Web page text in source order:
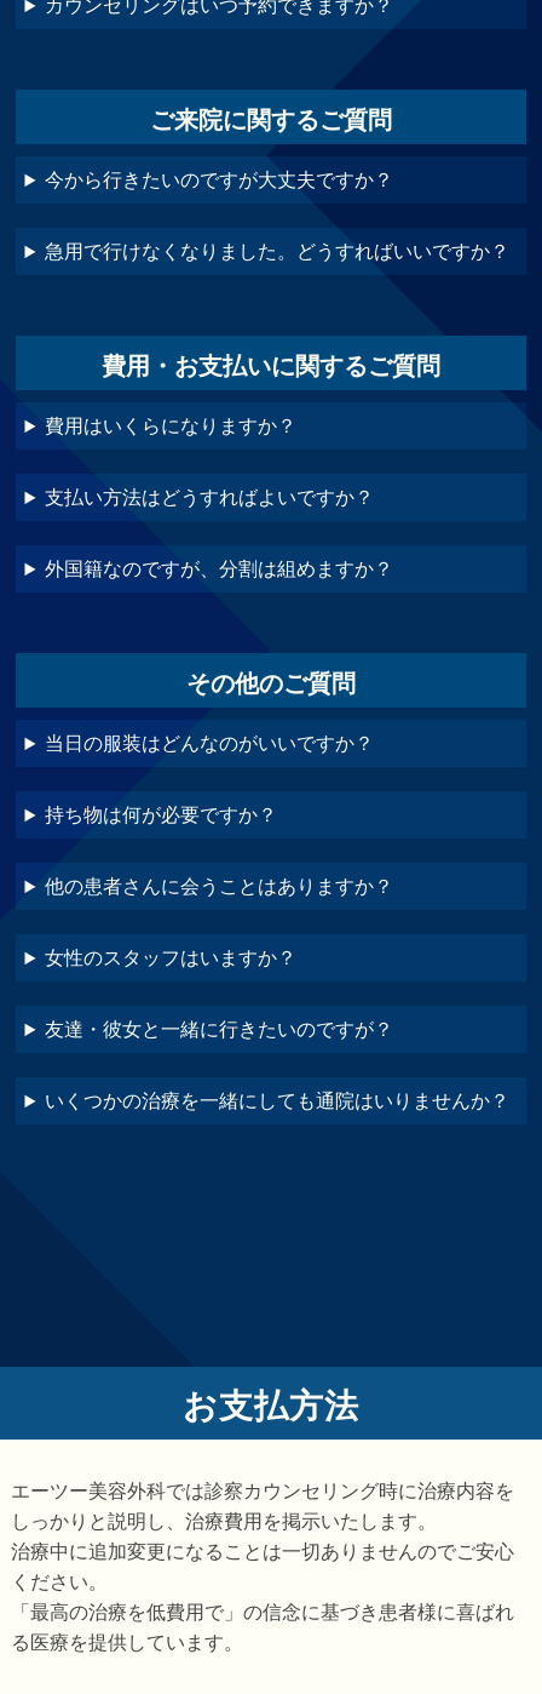
カウンセリングはいつ予約できますか？
ご来院に関するご質問
今から行きたいのですが大丈夫ですか？
急用で行けなくなりました。どうすればいいですか？
費用・お支払いに関するご質問
費用はいくらになりますか？
支払い方法はどうすればよいですか？
外国籍なのですが、分割は組めますか？
その他のご質問
当日の服装はどんなのがいいですか？
持ち物は何が必要ですか？
他の患者さんに会うことはありますか？
女性のスタッフはいますか？
友達・彼女と一緒に行きたいのですが？
いくつかの治療を一緒にしても通院はいりませんか？
お支払方法
エーツー美容外科では診察カウンセリング時に治療内容を
しっかりと説明し、治療費用を掲示いたします。
治療中に追加変更になることは一切ありませんのでご安心
ください。
「最高の治療を低費用で」の信念に基づき患者様に喜ばれ
る医療を提供しています。